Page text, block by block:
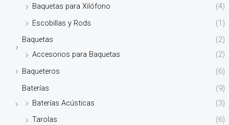
Baquetas para Xilófono
(4)
Escobillas y Rods
(1)
Baquetas
(2)
Accesorios para Baquetas
(2)
Baqueteros
(6)
Baterías
(9)
Baterías Acústicas
(3)
Tarolas
(6)